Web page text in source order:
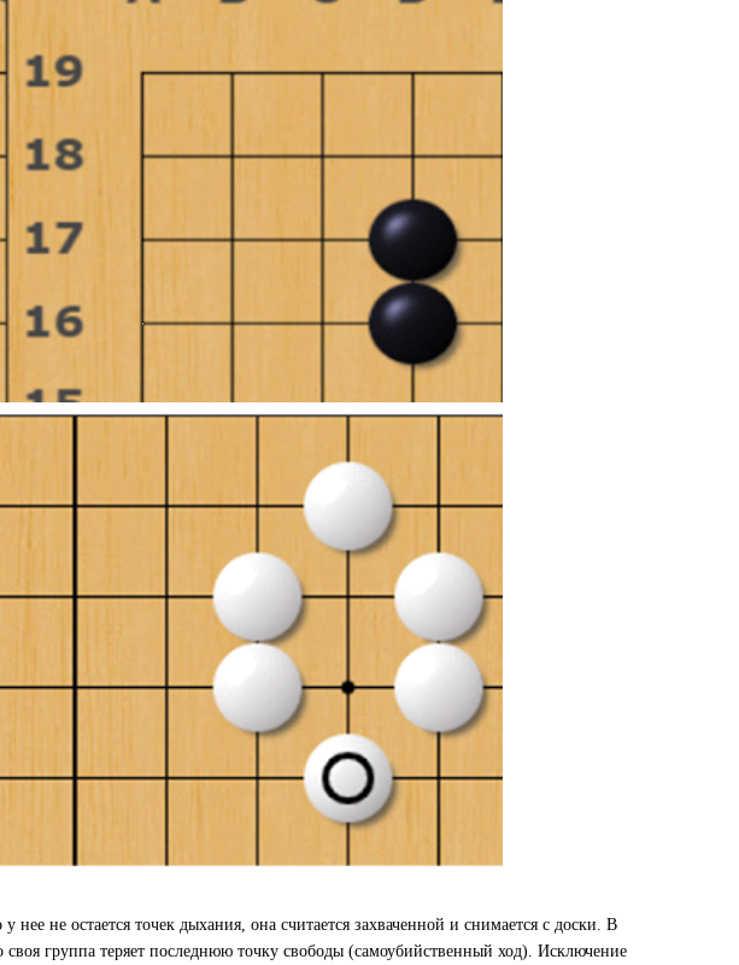
не остается точек дыхания, она считается захваченной и снимается с доски. В
своя группа теряет последнюю точку свободы (самоубийственный ход). Исключение